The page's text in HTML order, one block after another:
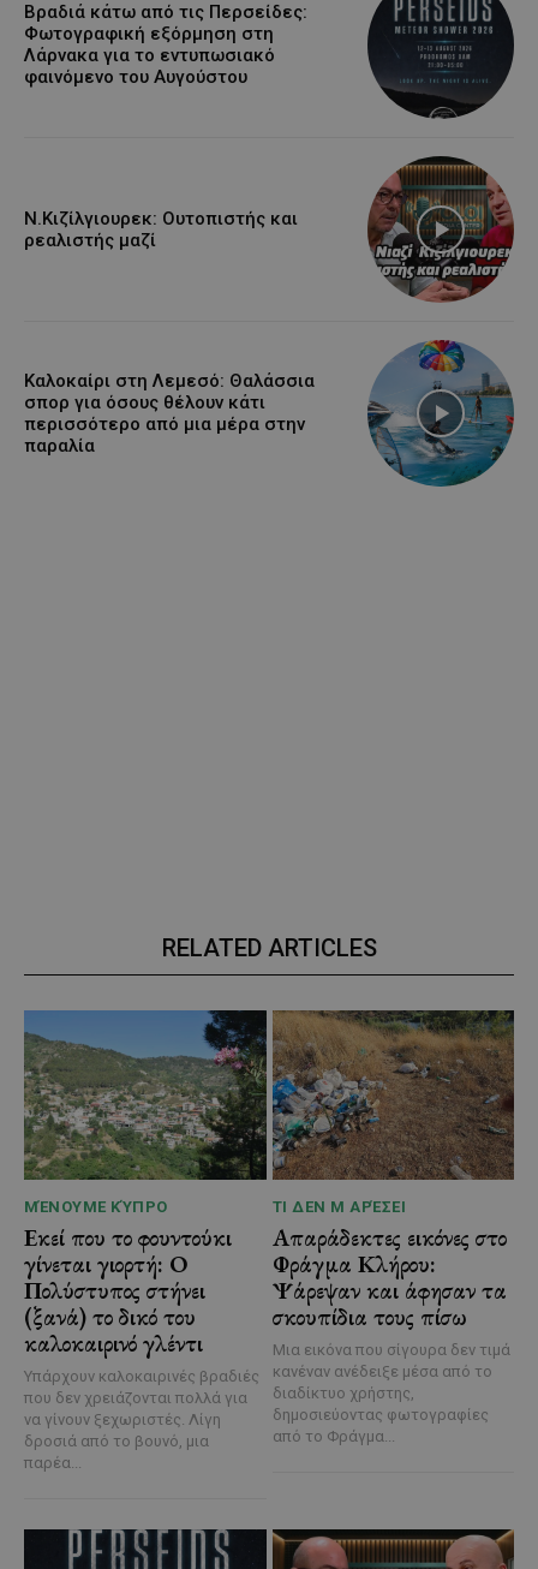
Βραδιά κάτω από τις Περσείδες:
Φωτογραφική εξόρμηση στη
Λάρνακα για το εντυπωσιακό
φαινόμενο του Αυγούστου
Ν.Κιζίλγιουρεκ: Ουτοπιστής και
ρεαλιστής μαζί
Καλοκαίρι στη Λεμεσό: Θαλάσσια
σπορ για όσους θέλουν κάτι
περισσότερο από μια μέρα στην
παραλία
RELATED ARTICLES
ΜΈΝΟΥΜΕ ΚΎΠΡΟ
Εκεί που το φουντούκι
γίνεται γιορτή: Ο
Πολύστυπος στήνει
(ξανά) το δικό του
καλοκαιρινό γλέντι
Υπάρχουν καλοκαιρινές βραδιές
που δεν χρειάζονται πολλά για
να γίνουν ξεχωριστές. Λίγη
δροσιά από το βουνό, μια
παρέα...
ΤΙ ΔΕΝ Μ ΑΡΈΣΕΙ
Απαράδεκτες εικόνες στο
Φράγμα Κλήρου:
Ψάρεψαν και άφησαν τα
σκουπίδια τους πίσω
Μια εικόνα που σίγουρα δεν τιμά
κανέναν ανέδειξε μέσα από το
διαδίκτυο χρήστης,
δημοσιεύοντας φωτογραφίες
από το Φράγμα...